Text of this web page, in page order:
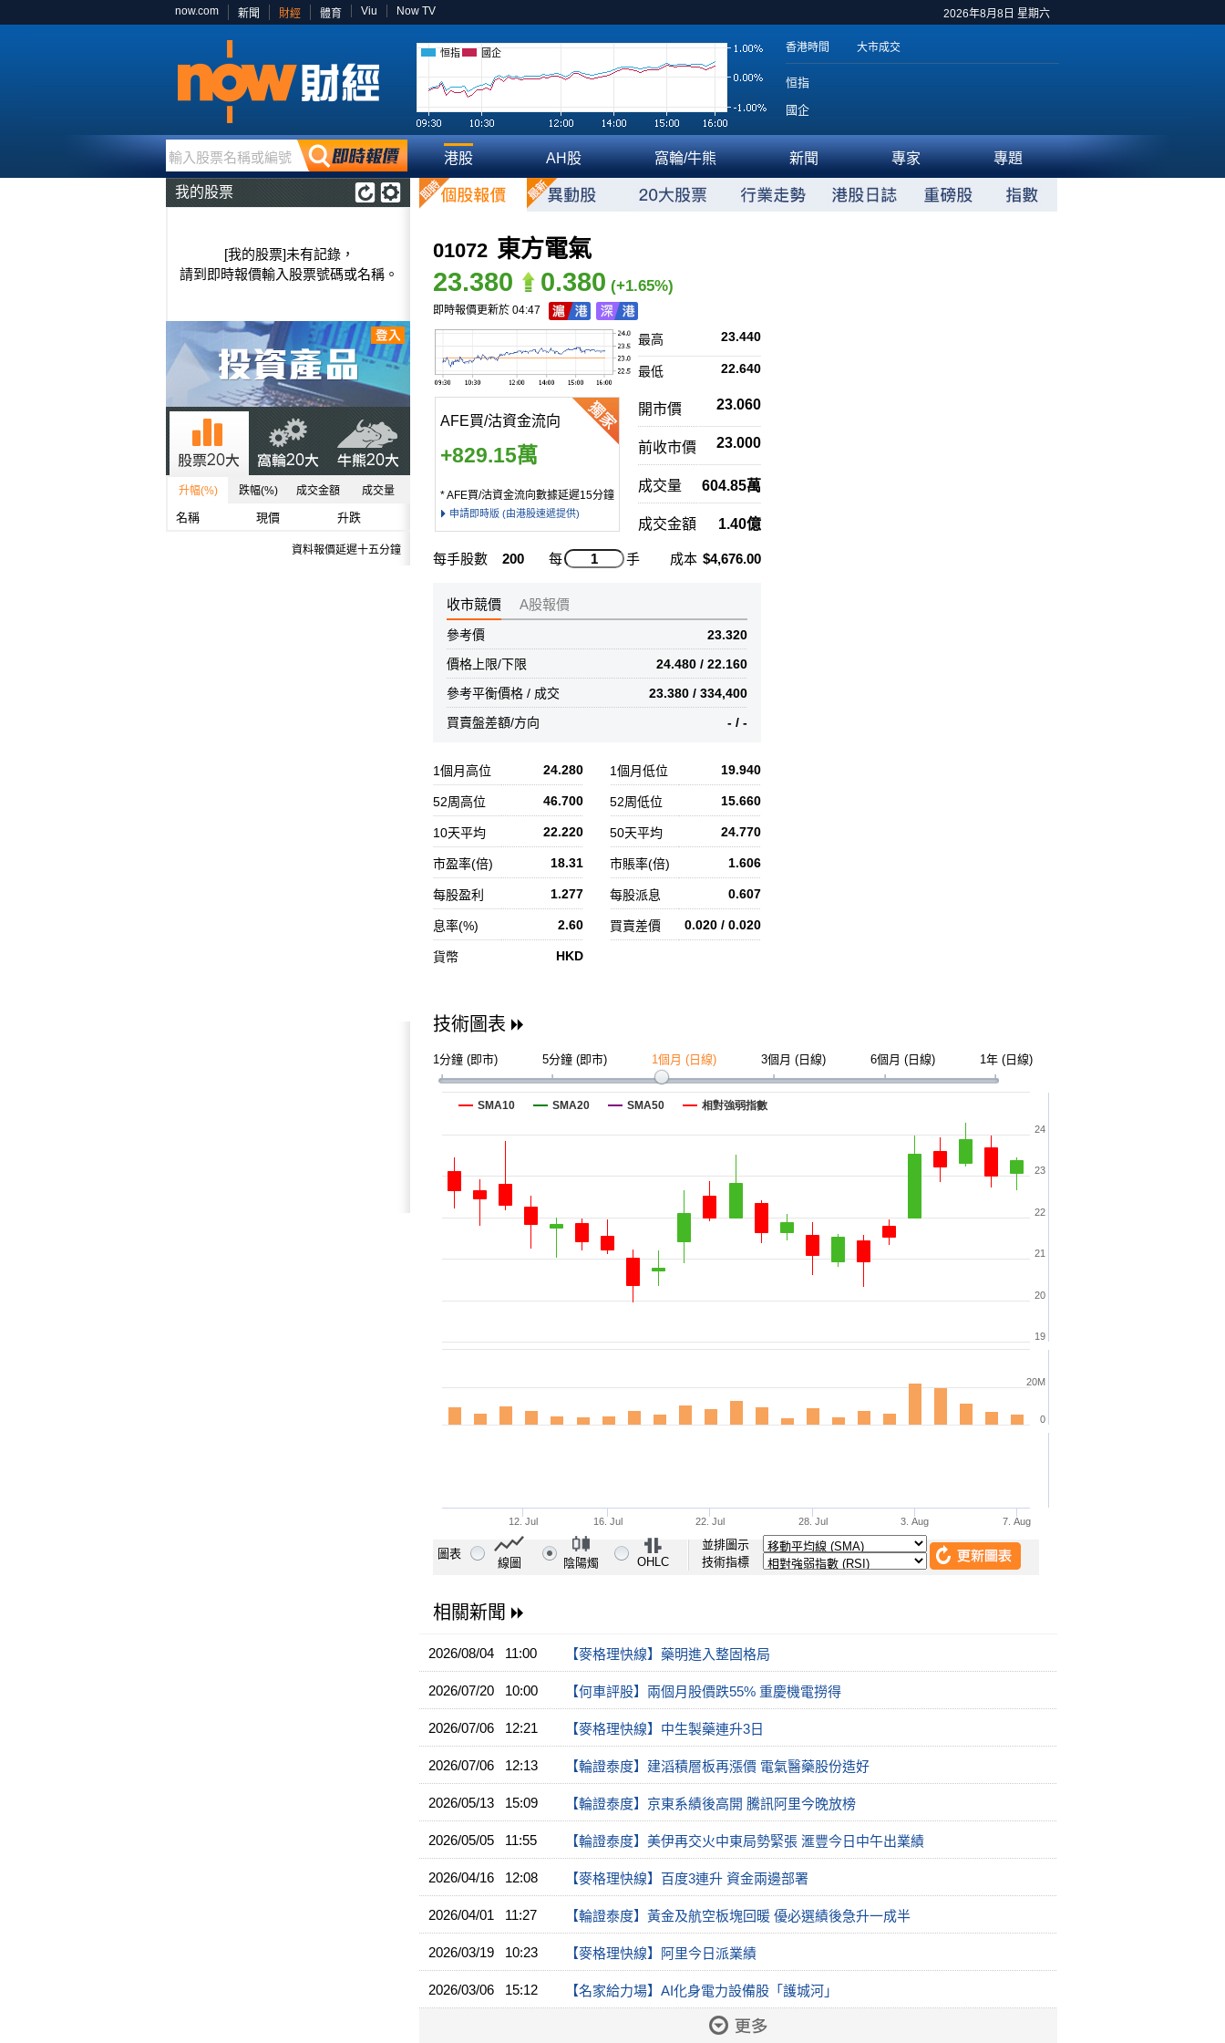
2026年8月8日 星期六
now.com 新聞 財經 體育 Viu Now TV
恒指 國企 香港時間 大市成交
恒指
國企
輸入股票名稱或編號 港股 AH股 窩輪/牛熊 新聞 專家 專題
我的股票
[我的股票]未有記錄，
請到即時報價輸入股票號碼或名稱。
升幅(%) 跌幅(%) 成交金額 成交量
名稱 現價 升跌
資料報價延遲十五分鐘
01072 東方電氣
23.380 0.380 (+1.65%)
即時報價更新於 04:47
23.440
最高
22.640
最低
AFE買/沽資金流向
+829.15萬
* AFE買/沽資金流向數據延遲15分鐘
申請即時版 (由港股速遞提供)
開市價 23.060
前收市價 23.000
成交量 604.85萬
成交金額 1.40億
每手股數 200 每 手 成本 $4,676.00
收市競價 A股報價
23.320
參考價
24.480 / 22.160
價格上限/下限
23.380 / 334,400
參考平衡價格 / 成交
- / -
買賣盤差額/方向
1個月高位 24.280 1個月低位 19.940
52周高位 46.700 52周低位 15.660
10天平均 22.220 50天平均 24.770
市盈率(倍) 18.31 市賬率(倍) 1.606
每股盈利 1.277 每股派息 0.607
息率(%) 2.60 買賣差價 0.020 / 0.020
貨幣 HKD
技術圖表
1分鐘 (即市) 5分鐘 (即市) 1個月 (日線) 3個月 (日線) 6個月 (日線) 1年 (日線)
圖表
線圖 陰陽燭 OHLC
並排圖示
技術指標
相關新聞
2026/08/04 11:00 【麥格理快線】藥明進入整固格局
2026/07/20 10:00 【何車評股】兩個月股價跌55% 重慶機電撈得
2026/07/06 12:21 【麥格理快線】中生製藥連升3日
2026/07/06 12:13 【輪證泰度】建滔積層板再漲價 電氣醫藥股份造好
2026/05/13 15:09 【輪證泰度】京東系績後高開 騰訊阿里今晚放榜
2026/05/05 11:55 【輪證泰度】美伊再交火中東局勢緊張 滙豐今日中午出業績
2026/04/16 12:08 【麥格理快線】百度3連升 資金兩邊部署
2026/04/01 11:27 【輪證泰度】黃金及航空板塊回暖 優必選績後急升一成半
2026/03/19 10:23 【麥格理快線】阿里今日派業績
2026/03/06 15:12 【名家給力場】AI化身電力設備股「護城河」